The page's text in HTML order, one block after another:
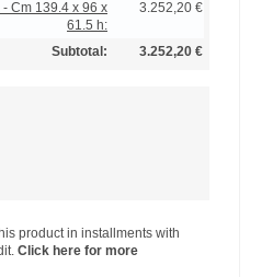
Cm 139.4 x 96 x
61.5 h:
3.252,20 €
Subtotal: 3.252,20 €
product in installments with
Click here for more